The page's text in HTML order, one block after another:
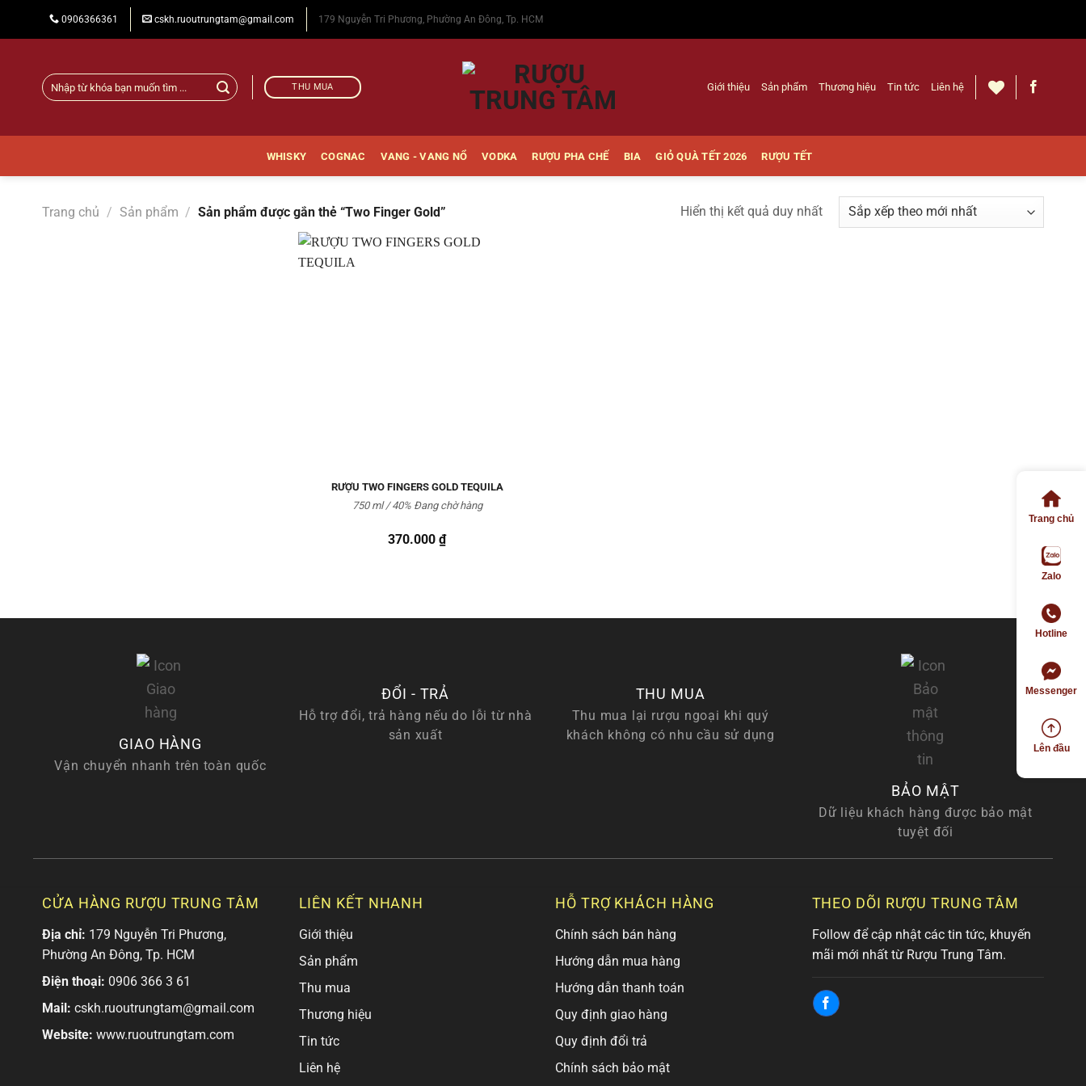
0906366361 cskh.ruoutrungtam@gmail.com 179 Nguyễn Tri Phương, Phường An Đông, Tp. HCM
Two
|
Rượu
Tìm
kiếm:
THU MUA Giới thiệu Sản phẩm Thương hiệu Tin tức Liên hệ
WHISKY COGNAC VANG - VANG NỔ VODKA RƯỢU PHA CHẾ BIA GIỎ QUÀ TẾT 2026 RƯỢU TẾT
Trang chủ / Sản phẩm / Sản phẩm được gắn thẻ “Two Finger Gold” Hiển thị kết quả duy nhất
RƯỢU TWO FINGERS GOLD TEQUILA
370.000₫
750 ml / 40%Đang chờ hàng
GIAO HÀNG
Vận chuyển nhanh trên toàn quốc
ĐỔI - TRẢ
Hỗ trợ đổi, trả hàng nếu do lỗi từ nhà
sản xuất
THU MUA
Thu mua lại rượu ngoại khi quý
khách không có nhu cầu sử dụng
BẢO MẬT
Dữ liệu khách hàng được bảo mật
tuyệt đối
CỬA HÀNG RƯỢU TRUNG TÂM
Địa chỉ: 179 Nguyễn Tri Phương,
Phường An Đông, Tp. HCM
Điện thoại: 0906 366 3 61
Mail: cskh.ruoutrungtam@gmail.com
Website: www.ruoutrungtam.com
LIÊN KẾT NHANH
Giới thiệu
Sản phẩm
Thu mua
Thương hiệu
Tin tức
Liên hệ
HỖ TRỢ KHÁCH HÀNG
Chính sách bán hàng
Hướng dẫn mua hàng
Hướng dẫn thanh toán
Quy định giao hàng
Quy định đổi trả
Chính sách bảo mật
THEO DÕI RƯỢU TRUNG TÂM
Follow để cập nhật các tin tức, khuyến
mãi mới nhất từ Rượu Trung Tâm.
Trang chủ
Zalo
Hotline
Messenger
Lên đầu